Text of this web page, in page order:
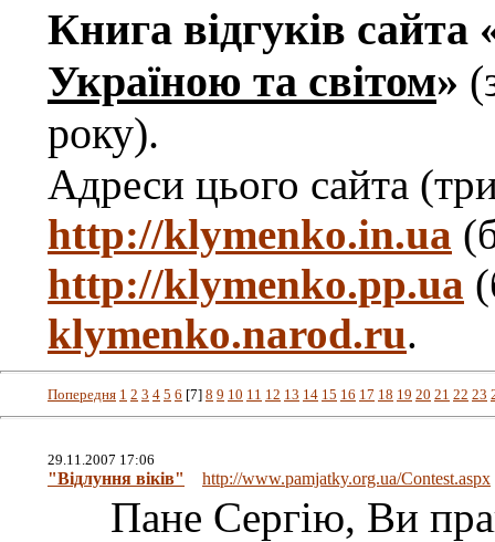
Книга відгуків сайта
Україною та світом»
року).
Адреси цього сайта
http://klymenko.in.ua
http://klymenko.pp.ua
klymenko.narod.ru.
Попередня 1 2 3 4 5 6 [7] 8 9 10 11 12 13 14 15 16 17 18 19 20 21 22 23
29.11.2007 17:06
"Відлуння віків" http://www.pamjatky.org.ua/Contest.aspx
Пане Сергію, Ви